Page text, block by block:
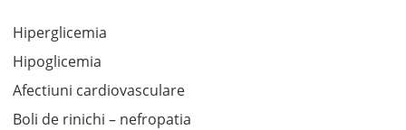
Hiperglicemia
Hipoglicemia
Afectiuni cardiovasculare
Boli de rinichi – nefropatia